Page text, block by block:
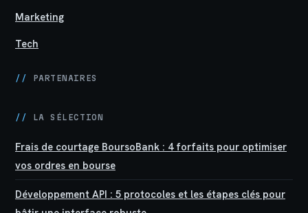
Marketing
Tech
// PARTENAIRES
// LA SÉLECTION
Frais de courtage BoursoBank : 4 forfaits pour optimiser
vos ordres en bourse
Développement API : 5 protocoles et les étapes clés pour